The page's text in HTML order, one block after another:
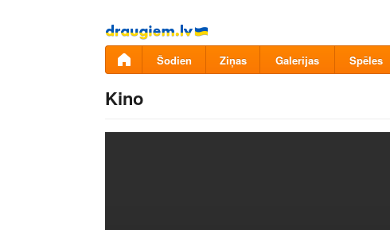
Pāriet
uz
saturu
Šodien Ziņas Galerijas Spēles
Kino